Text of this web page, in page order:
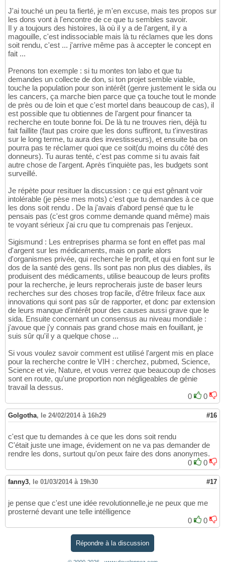
J'ai touché un peu ta fierté, je m'en excuse, mais tes propos sur
les dons vont à l'encontre de ce que tu sembles savoir.
Il y a toujours des histoires, là où il y a de l'argent, il y a
magouille, c'est indissociable mais là tu réclames que les dons
soit rendu, c'est ... j'arrive même pas à accepter le concept en
fait ...
Prenons ton exemple : si tu montes ton labo et que tu
demandes un collecte de don, si ton projet semble viable,
touche la population pour son intérêt (genre justement le sida ou
les cancers, ça marche bien parce que ça touche tout le monde
de près ou de loin et que c'est mortel dans beaucoup de cas), il
est possible que tu obtiennes de l'argent pour financer ta
recherche en toute bonne foi. De là tu ne trouves rien, déjà tu
fait faillite (faut pas croire que les dons suffiront, tu t'investiras
sur le long terme, tu aura des investisseurs), et ensuite ba on
pourra pas te réclamer quoi que ce soit(du moins du côté des
donneurs). Tu auras tenté, c'est pas comme si tu avais fait
autre chose de l'argent. Après t'inquiète pas, les budgets sont
surveillé.
Je répète pour resituer la discussion : ce qui est gênant voir
intolérable (je pèse mes mots) c'est que tu demandes à ce que
les dons soit rendu . De la j'avais d'abord pensé que tu le
pensais pas (c'est gros comme demande quand même) mais
te voyant sérieux j'ai cru que tu comprenais pas l'enjeux.
Sigismund : Les entreprises pharma se font en effet pas mal
d'argent sur les médicaments, mais on parle alors
d'organismes privée, qui recherche le profit, et qui en font sur le
dos de la santé des gens. Ils sont pas non plus des diables, ils
produisent des médicaments, utilise beaucoup de leurs profits
pour la recherche, je leurs reprocherais juste de baser leurs
recherches sur des choses trop facile, d'être frileux face aux
innovations qui sont pas sûr de rapporter, et donc par extension
de leurs manque d'intérêt pour des causes aussi grave que le
sida. Ensuite concernant un consensus au niveau mondiale :
j'avoue que j'y connais pas grand chose mais en fouillant, je
suis sûr qu'il y a quelque chose ...
Si vous voulez savoir comment est utilisé l'argent mis en place
pour la recherche contre le VIH : cherchez, pubmed, Science,
Science et vie, Nature, et vous verrez que beaucoup de choses
sont en route, qu'une proportion non négligeables de génie
travail la dessus.
0
0
Golgotha, le 24/02/2014 à 16h29 #16
c'est que tu demandes à ce que les dons soit rendu
C'était juste une image, évidement on ne va pas demander de
rendre les dons, surtout qu'on peux faire des dons anonymes.
0
0
fanny3, le 01/03/2014 à 19h30 #17
je pense que c'est une idée revolutionnelle,je ne peux que me
prosterné devant une telle intélligence
0
0
Répondre à la discussion